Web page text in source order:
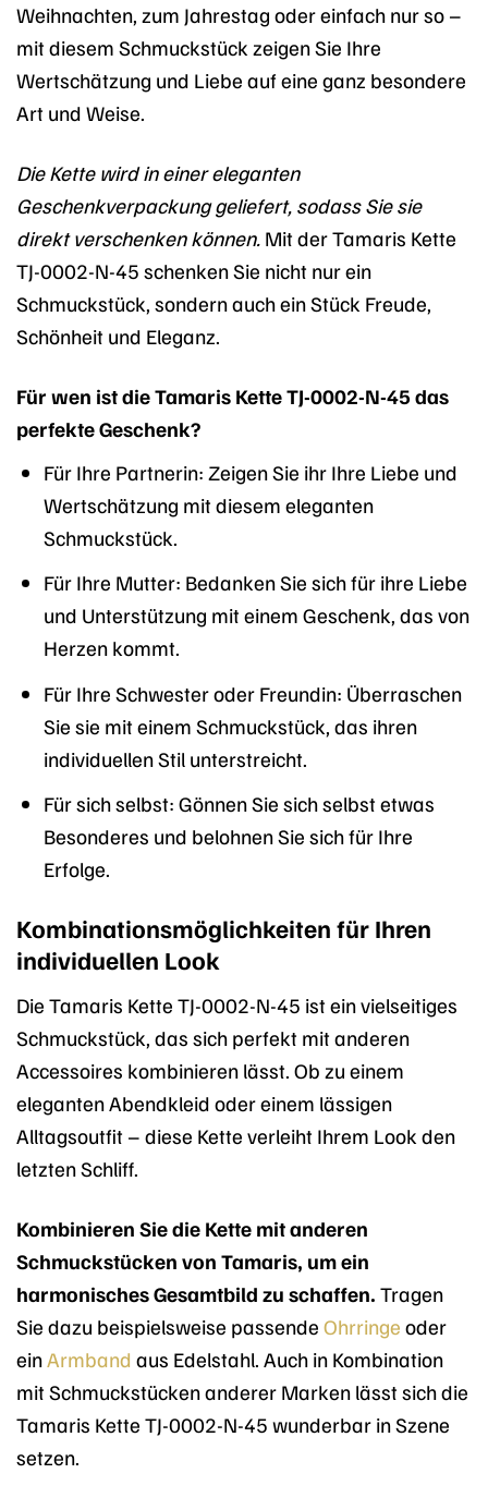
Weihnachten, zum Jahrestag oder einfach nur so –
mit diesem Schmuckstück zeigen Sie Ihre
Wertschätzung und Liebe auf eine ganz besondere
Art und Weise.
Die Kette wird in einer eleganten
Geschenkverpackung geliefert, sodass Sie sie
direkt verschenken können. Mit der Tamaris Kette
TJ-0002-N-45 schenken Sie nicht nur ein
Schmuckstück, sondern auch ein Stück Freude,
Schönheit und Eleganz.
Für wen ist die Tamaris Kette TJ-0002-N-45 das
perfekte Geschenk?
Für Ihre Partnerin: Zeigen Sie ihr Ihre Liebe und
Wertschätzung mit diesem eleganten
Schmuckstück.
Für Ihre Mutter: Bedanken Sie sich für ihre Liebe
und Unterstützung mit einem Geschenk, das von
Herzen kommt.
Für Ihre Schwester oder Freundin: Überraschen
Sie sie mit einem Schmuckstück, das ihren
individuellen Stil unterstreicht.
Für sich selbst: Gönnen Sie sich selbst etwas
Besonderes und belohnen Sie sich für Ihre
Erfolge.
Kombinationsmöglichkeiten für Ihren
individuellen Look
Die Tamaris Kette TJ-0002-N-45 ist ein vielseitiges
Schmuckstück, das sich perfekt mit anderen
Accessoires kombinieren lässt. Ob zu einem
eleganten Abendkleid oder einem lässigen
Alltagsoutfit – diese Kette verleiht Ihrem Look den
letzten Schliff.
Kombinieren Sie die Kette mit anderen
Schmuckstücken von Tamaris, um ein
harmonisches Gesamtbild zu schaffen. Tragen
Sie dazu beispielsweise passende Ohrringe oder
ein Armband aus Edelstahl. Auch in Kombination
mit Schmuckstücken anderer Marken lässt sich die
Tamaris Kette TJ-0002-N-45 wunderbar in Szene
setzen.